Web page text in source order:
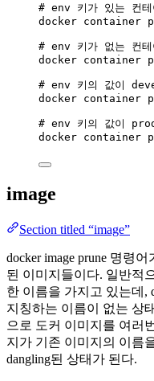
# env 키가 있는 컨테
docker container
# env 키가 없는 컨테
docker container
# env 키의 값이
docker container
# env 키의 값이
docker container
image
Section titled “image”
docker image prune 명령
된 이미지들이다. 일반적
한 이름을 가지고 있는데,
지칭하는 이름이 없는 상
으로 도커 이미지를 여러
지가 기존 이미지의 이름
dangling된 상태가 된다.